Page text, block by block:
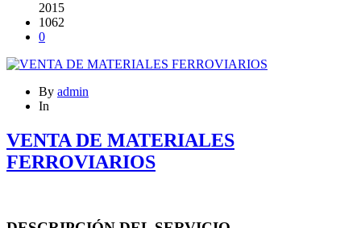
2015
1062
0
By admin
In
VENTA DE MATERIALES
FERROVIARIOS